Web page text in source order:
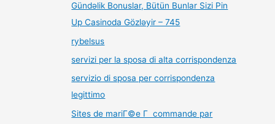
Gündəlik Bonuslar, Bütün Bunlar Sizi Pin
Up Casinoda Gözləyir – 745
rybelsus
servizi per la sposa di alta corrispondenza
servizio di sposa per corrispondenza
legittimo
Sites de mariГ©e Г commande par